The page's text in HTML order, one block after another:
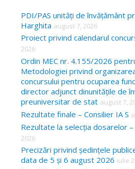
c
h
f
o
r
PDI/PAS unități de învățământ
Harghita august 7, 2026
Proiect privind calendarul
2026
Ordin MEC nr. 4.155/2026
Metodologiei privind
concursului pentru ocuparea
director adjunct dinunitățile de
preuniversitar de stat august 7,
Rezultate finale – Consilier IA S
Rezultate la selecția dosarelor –
2026
Precizări privind ședințele
data de 5 și 6 august 2026 iulie